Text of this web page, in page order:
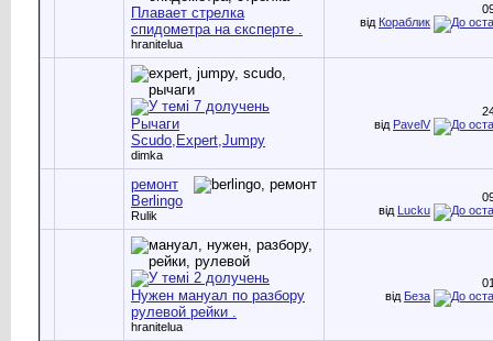
Плавает стрелка
спидометра на єксперте .
hranitelua
від Кораблик
Рычаги
Scudo,Expert,Jumpy
dimka
від PavelV
ремонт
Berlingo
Rulik
від Lucku
Нужен мануал по разбору
рулевой рейки .
hranitelua
від Беза